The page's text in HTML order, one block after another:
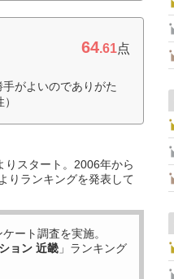
64.61点
がよいのでありがた
りスタート。2006年から
りランキングを発表して
ケート調査を実施。
ョン 近畿 」ランキング